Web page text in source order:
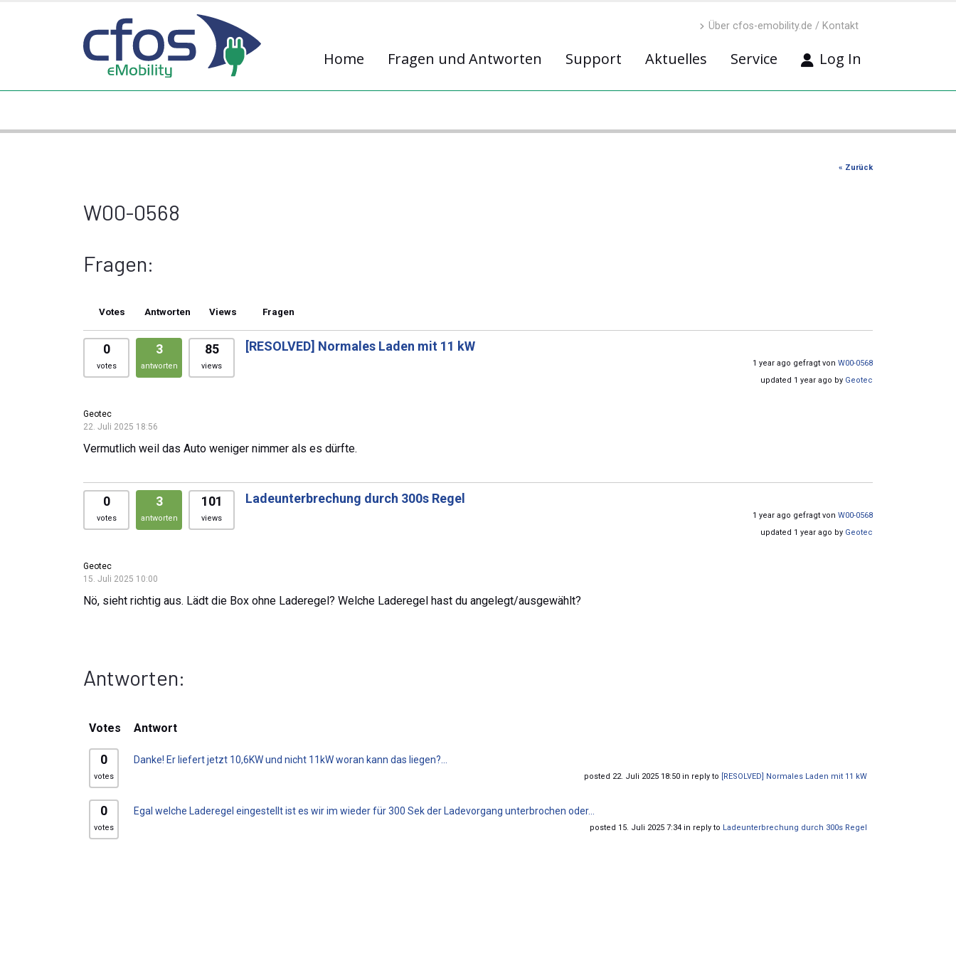
Über cfos-emobility.de / Kontakt
Home Fragen und Antworten Support Aktuelles Service Log In
« Zurück
W00-0568
Fragen:
Votes Antworten Views Fragen
0
votes
3
antworten
85
views
[RESOLVED] Normales Laden mit 11 kW
1 year ago gefragt von W00-0568
updated 1 year ago by Geotec
Geotec
22. Juli 2025 18:56
Vermutlich weil das Auto weniger nimmer als es dürfte.
0
votes
3
antworten
101
views
Ladeunterbrechung durch 300s Regel
1 year ago gefragt von W00-0568
updated 1 year ago by Geotec
Geotec
15. Juli 2025 10:00
Nö, sieht richtig aus. Lädt die Box ohne Laderegel? Welche Laderegel hast du angelegt/ausgewählt?
Antworten:
Votes Antwort
0
votes
Danke! Er liefert jetzt 10,6KW und nicht 11kW woran kann das liegen?...
posted 22. Juli 2025 18:50 in reply to [RESOLVED] Normales Laden mit 11 kW
0
votes
Egal welche Laderegel eingestellt ist es wir im wieder für 300 Sek der Ladevorgang unterbrochen oder...
posted 15. Juli 2025 7:34 in reply to Ladeunterbrechung durch 300s Regel